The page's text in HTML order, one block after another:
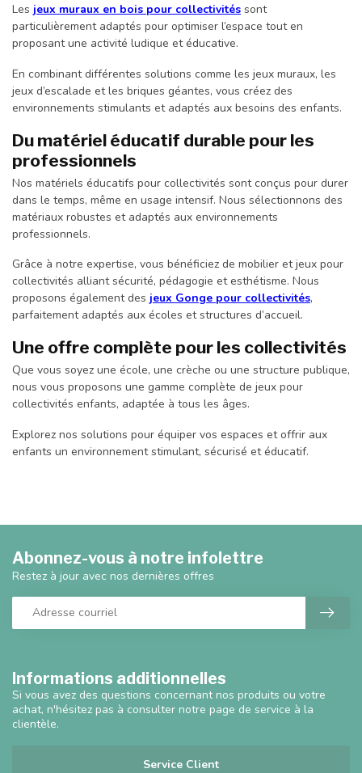
Les jeux muraux en bois pour collectivités sont
particulièrement adaptés pour optimiser l’espace tout en
proposant une activité ludique et éducative.
En combinant différentes solutions comme les jeux muraux, les
jeux d’escalade et les briques géantes, vous créez des
environnements stimulants et adaptés aux besoins des enfants.
Du matériel éducatif durable pour les
professionnels
Nos matériels éducatifs pour collectivités sont conçus pour durer
dans le temps, même en usage intensif. Nous sélectionnons des
matériaux robustes et adaptés aux environnements
professionnels.
Grâce à notre expertise, vous bénéficiez de mobilier et jeux pour
collectivités alliant sécurité, pédagogie et esthétisme. Nous
proposons également des jeux Gonge pour collectivités,
parfaitement adaptés aux écoles et structures d’accueil.
Une offre complète pour les collectivités
Que vous soyez une école, une crèche ou une structure publique,
nous vous proposons une gamme complète de jeux pour
collectivités enfants, adaptée à tous les âges.
Explorez nos solutions pour équiper vos espaces et offrir aux
enfants un environnement stimulant, sécurisé et éducatif.
Informations additionnelles
Si vous avez des questions concernant nos produits ou votre
achat, n'hésitez pas à consulter notre page de service à la
clientèle.
Service Client
Abonnez-vous à notre infolettre
Restez à jour avec nos dernières offres